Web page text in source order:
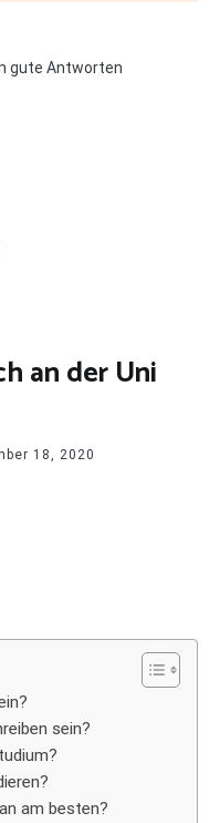
gute Antworten
an der Uni
18, 2020
sein?
am besten?